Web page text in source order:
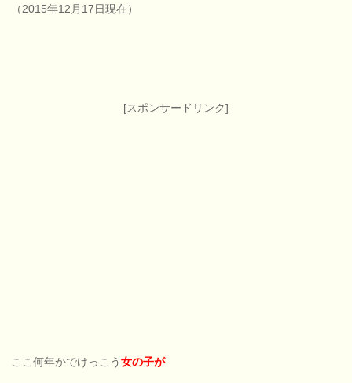
（2015年12月17日現在）
[スポンサードリンク]
ここ何年かでけっこう女の子が